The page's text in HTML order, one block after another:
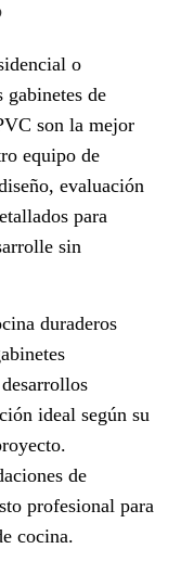
o
gabinetes de
son la mejor
equipo de
evaluación
para
sin
duraderos
ideal según su
de
profesional para
cocina.